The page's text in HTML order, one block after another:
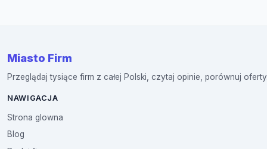
Miasto Firm
Przeglądaj tysiące firm z całej Polski, czytaj opinie, porównuj
NAWIGACJA
Strona glowna
Blog